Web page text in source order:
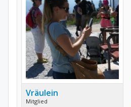
Vräulein
Mitglied